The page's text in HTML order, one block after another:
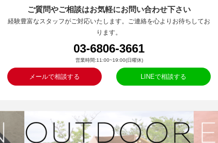
ご質問やご相談はお気軽にお問い合わせ下さい
経験豊富なスタッフがご対応いたします。ご連絡を心よりお待ちしてお
ります。
03-6806-3661
営業時間:11:00~19:00(日曜休)
メールで相談する LINEで相談する